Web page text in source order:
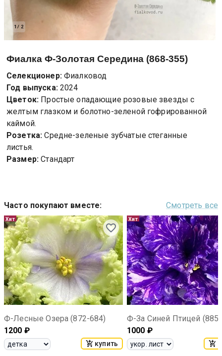
1 / 2
Фиалка Ф-Золотая Середина (868-355)
Селекционер: Фиалковод
Год выпуска: 2024
Цветок: Простые опадающие розовые звезды с
желтым глазком и болотно-зеленой гофрированной
каймой.
Розетка: Средне-зеленые зубчатые стеганные
листья.
Размер: Стандарт
Часто покупают вместе: Смотреть все
Хит
Ф-Лесные Озера (872-684)
1200 ₽
купить
Хит
Ф-За Синей Птицей
1000 ₽